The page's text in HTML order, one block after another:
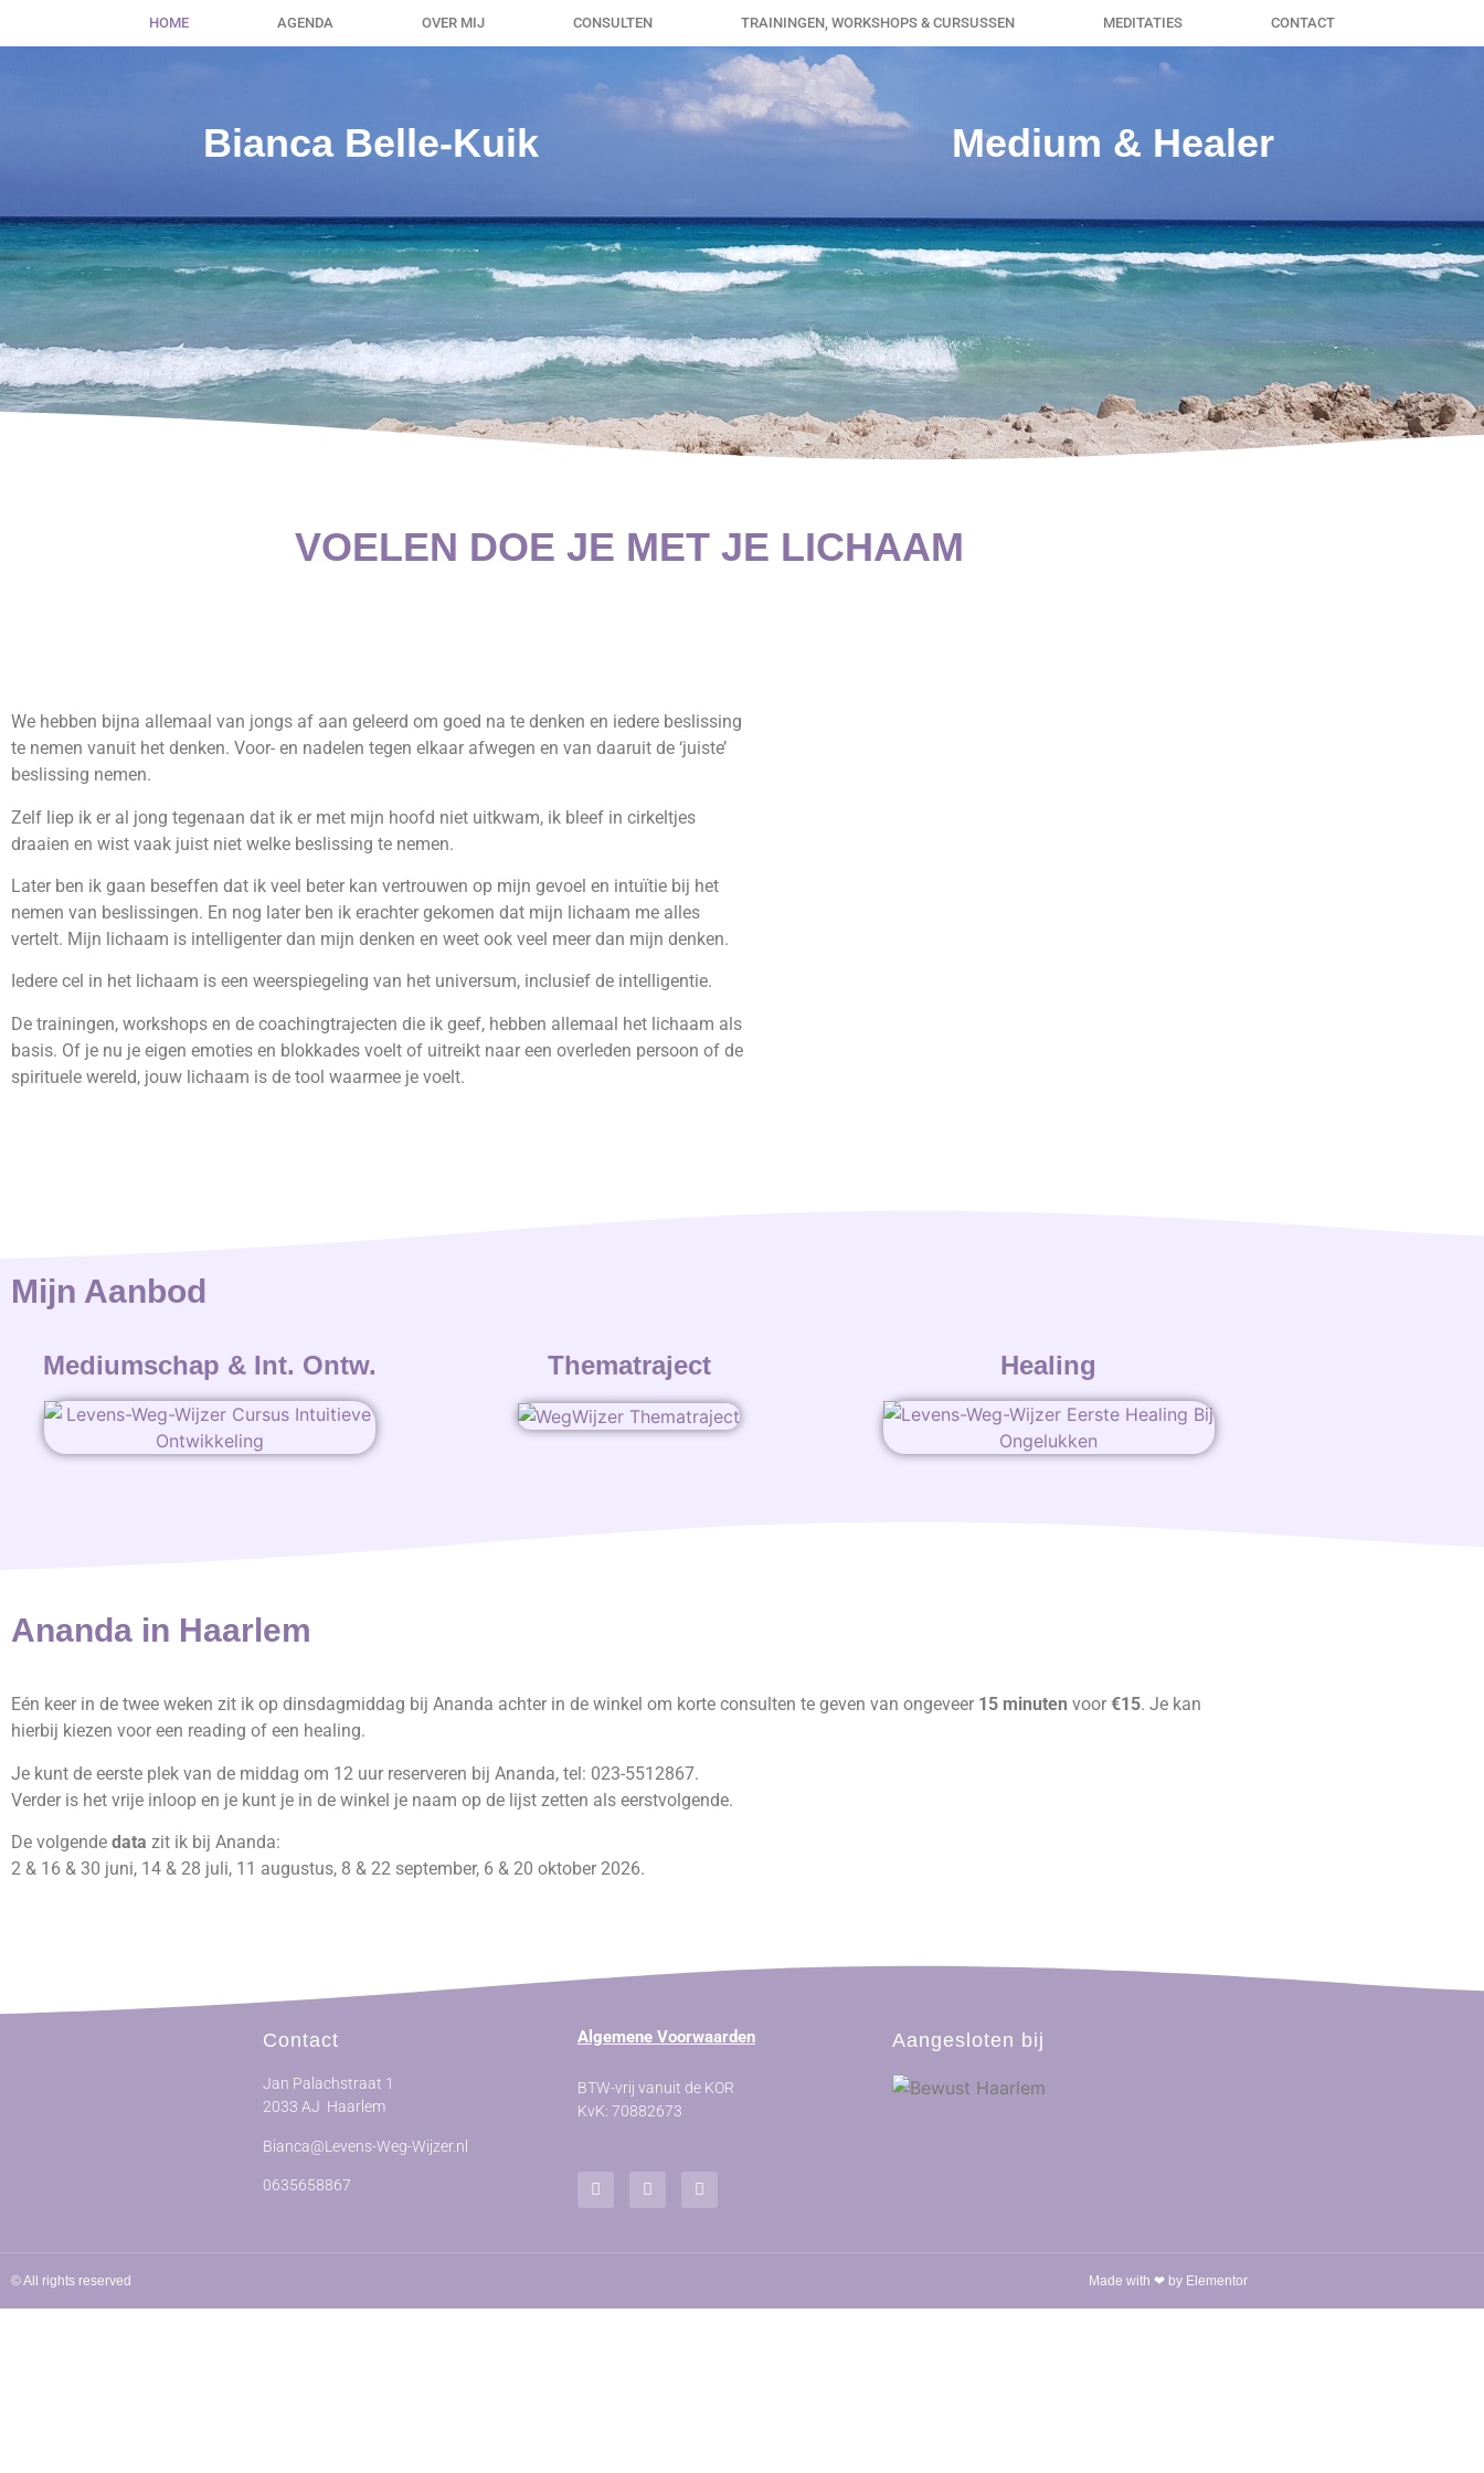
HOME AGENDA OVER MIJ CONSULTEN TRAININGEN, WORKSHOPS & CURSUSSEN MEDITATIES CONTACT
Bianca Belle-Kuik Medium & Healer
VOELEN DOE JE MET JE LICHAAM
We hebben bijna allemaal van jongs af aan geleerd om goed na te denken en iedere beslissing
te nemen vanuit het denken. Voor- en nadelen tegen elkaar afwegen en van daaruit de ‘juiste’
beslissing nemen.
Zelf liep ik er al jong tegenaan dat ik er met mijn hoofd niet uitkwam, ik bleef in cirkeltjes
draaien en wist vaak juist niet welke beslissing te nemen.
Later ben ik gaan beseffen dat ik veel beter kan vertrouwen op mijn gevoel en intuïtie bij het
nemen van beslissingen. En nog later ben ik erachter gekomen dat mijn lichaam me alles
vertelt. Mijn lichaam is intelligenter dan mijn denken en weet ook veel meer dan mijn denken.
Iedere cel in het lichaam is een weerspiegeling van het universum, inclusief de intelligentie.
De trainingen, workshops en de coachingtrajecten die ik geef, hebben allemaal het lichaam als
basis. Of je nu je eigen emoties en blokkades voelt of uitreikt naar een overleden persoon of de
spirituele wereld, jouw lichaam is de tool waarmee je voelt.
Mijn Aanbod
Mediumschap & Int. Ontw. Thematraject Healing
Ananda in Haarlem
Eén keer in de twee weken zit ik op dinsdagmiddag bij Ananda achter in de winkel om korte consulten te geven van ongeveer 15 minuten voor €15. Je kan
hierbij kiezen voor een reading of een healing.
Je kunt de eerste plek van de middag om 12 uur reserveren bij Ananda, tel: 023-5512867.
Verder is het vrije inloop en je kunt je in de winkel je naam op de lijst zetten als eerstvolgende.
De volgende data zit ik bij Ananda:
2 & 16 & 30 juni, 14 & 28 juli, 11 augustus, 8 & 22 september, 6 & 20 oktober 2026.
Contact
Jan Palachstraat 1
2033 AJ Haarlem
Bianca@Levens-Weg-Wijzer.nl
0635658867
Algemene Voorwaarden
BTW-vrij vanuit de KOR
KvK: 70882673
Aangesloten bij
© All rights reserved Made with ❤ by Elementor